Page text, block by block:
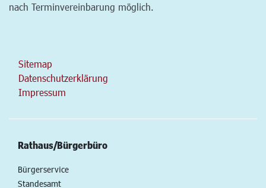
nach Terminvereinbarung möglich.
Sitemap
Datenschutzerklärung
Impressum
Rathaus/Bürgerbüro
Bürgerservice
Standesamt